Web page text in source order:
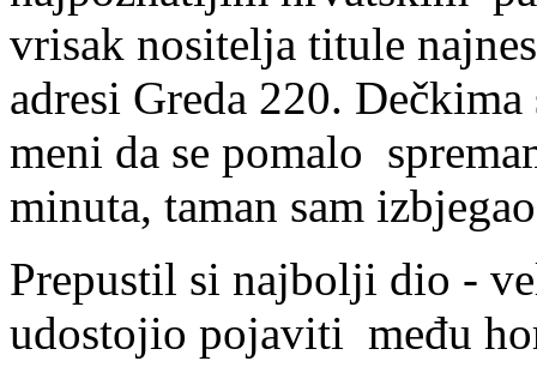
vrisak nositelja titule
adresi Greda 220.
meni da se pomalo
minuta, taman sam
Prepustil si najbolji dio -
udostojio pojaviti među